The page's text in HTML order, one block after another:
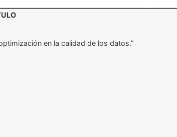
en la calidad de los datos.”